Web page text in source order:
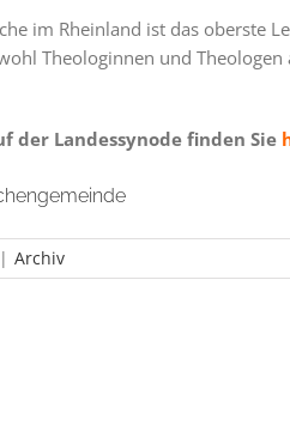
im Rheinland ist das
Theologinnen und
der Landessynode finden Sie
| Archiv